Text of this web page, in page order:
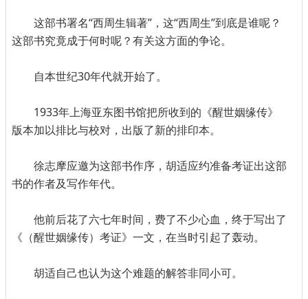
这部书署名“西周生辑著”，这“西周生”到底是谁呢？
这部书究竟成于何时呢？有关这方面的争论。
自本世纪30年代就开始了。
1933年上海亚东图书馆把所收到的《醒世姻缘传》
版本加以排比与校对，出版了新的排印本。
徐志摩应邀为这部书作序，胡适应约准备考证出这部
书的作者及写作年代。
他前后花了六七年时间，费了不少心血，终于写出了
《（醒世姻缘传）考证》一文，在当时引起了轰动。
胡适自己也认为这个难题的解答非同小可。